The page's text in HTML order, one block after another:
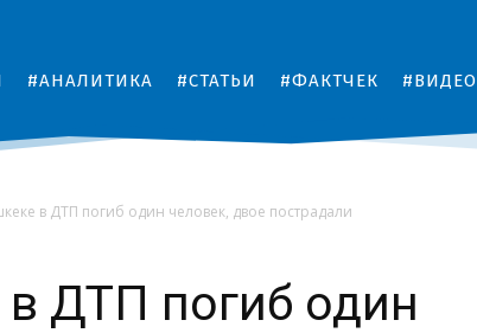
#АНАЛИТИКА #СТАТЬИ #ФАКТЧЕК #ВИДЕО
в ДТП погиб один человек, двое пострадали
ДТП погиб один